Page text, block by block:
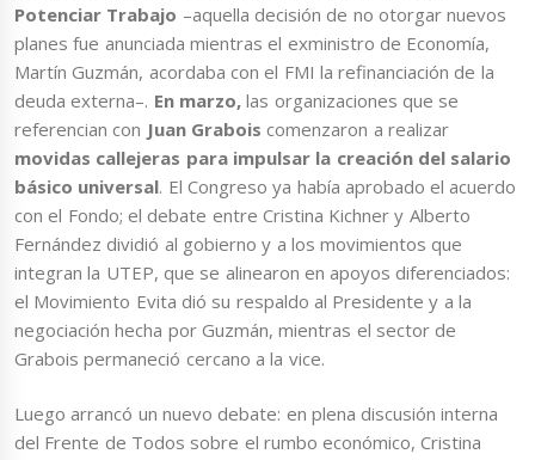
Potenciar Trabajo –aquella decisión de no otorgar nuevos
planes fue anunciada mientras el exministro de Economía,
Martín Guzmán, acordaba con el FMI la refinanciación de la
deuda externa–. En marzo,las organizaciones que se
referencian con Juan Grabois comenzaron a realizar
movidas callejeras para impulsar la creación del salario
básico universal. El Congreso ya había aprobado el acuerdo
con el Fondo; el debate entre Cristina Kichner y Alberto
Fernández dividió al gobierno y a los movimientos que
integran la UTEP, que se alinearon en apoyos diferenciados:
el Movimiento Evita dió su respaldo al Presidente y a la
negociación hecha por Guzmán, mientras el sector de
Grabois permaneció cercano a la vice.
Luego arrancó un nuevo debate: en plena discusión interna
del Frente de Todos sobre el rumbo económico, Cristina